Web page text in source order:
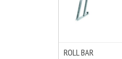
ROLL BAR